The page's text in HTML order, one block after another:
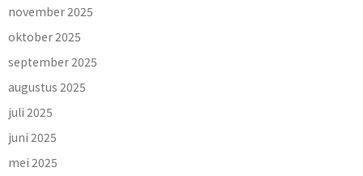
november 2025
oktober 2025
september 2025
augustus 2025
juli 2025
juni 2025
mei 2025